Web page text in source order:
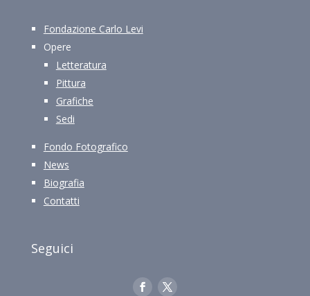
Fondazione Carlo Levi
Opere
Letteratura
Pittura
Grafiche
Sedi
Fondo Fotografico
News
Biografia
Contatti
Seguici